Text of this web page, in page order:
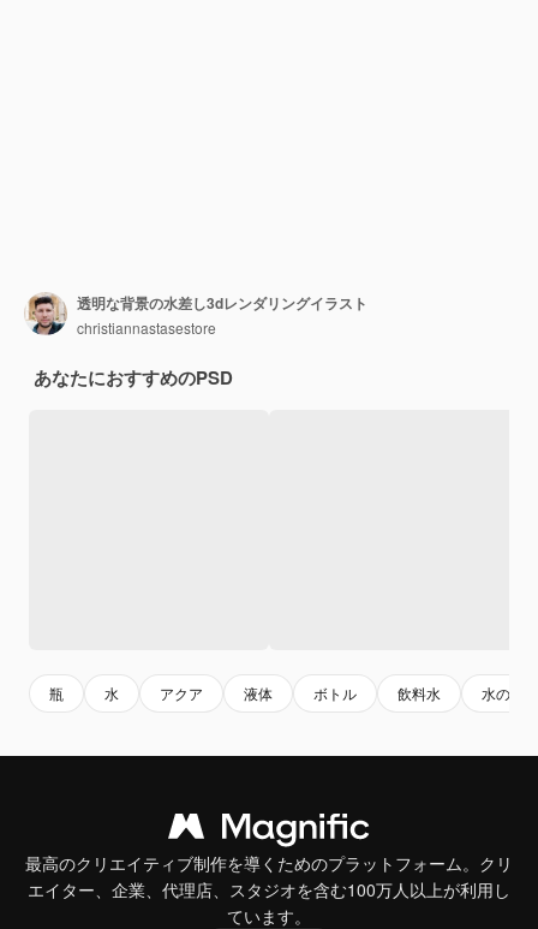
透明な背景の水差し3dレンダリングイラスト
christiannastasestore
あなたにおすすめのPSD
瓶 水 アクア 液体 ボトル 飲料水 水の背景
最高のクリエイティブ制作を導くためのプラットフォーム。クリ
エイター、企業、代理店、スタジオを含む100万人以上が利用し
ています。